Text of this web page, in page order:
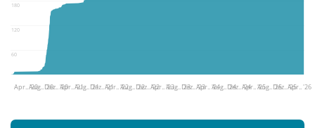
60
120
180
Apr.. '20Aug.. '20Dez.. '20Apr.. '21Aug.. '21Dez.. '21Apr.. '22Aug.. '22Dez.. '22Apr.. '23Aug.. '23Dez.. '23Apr.. '24Aug.. '24Dez.. '24Apr.. '25Aug.. '25Dez.. '25Apr.. '26